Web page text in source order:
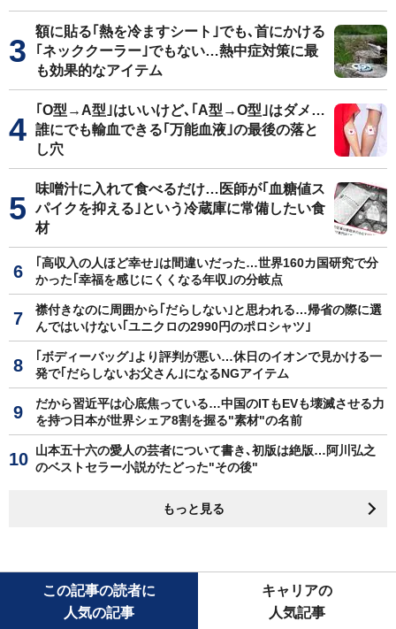
額に貼る｢熱を冷ますシート｣でも､首にかける
｢ネッククーラー｣でもない…熱中症対策に最
も効果的なアイテム
｢O型→A型｣はいいけど､｢A型→O型｣はダメ…
誰にでも輸血できる｢万能血液｣の最後の落と
し穴
味噌汁に入れて食べるだけ…医師が｢血糖値ス
パイクを抑える｣という冷蔵庫に常備したい食
材
｢高収入の人ほど幸せ｣は間違いだった…世界160カ国研究で分
かった｢幸福を感じにくくなる年収｣の分岐点
襟付きなのに周囲から｢だらしない｣と思われる…帰省の際に選
んではいけない｢ユニクロの2990円のポロシャツ｣
｢ボディーバッグ｣より評判が悪い…休日のイオンで見かける一
発で｢だらしないお父さん｣になるNGアイテム
だから習近平は心底焦っている…中国のITもEVも壊滅させる力
を持つ日本が世界シェア8割を握る"素材"の名前
山本五十六の愛人の芸者について書き､初版は絶版…阿川弘之
のベストセラー小説がたどった"その後"
もっと見る
この記事の読者に
人気の記事
キャリアの
人気記事